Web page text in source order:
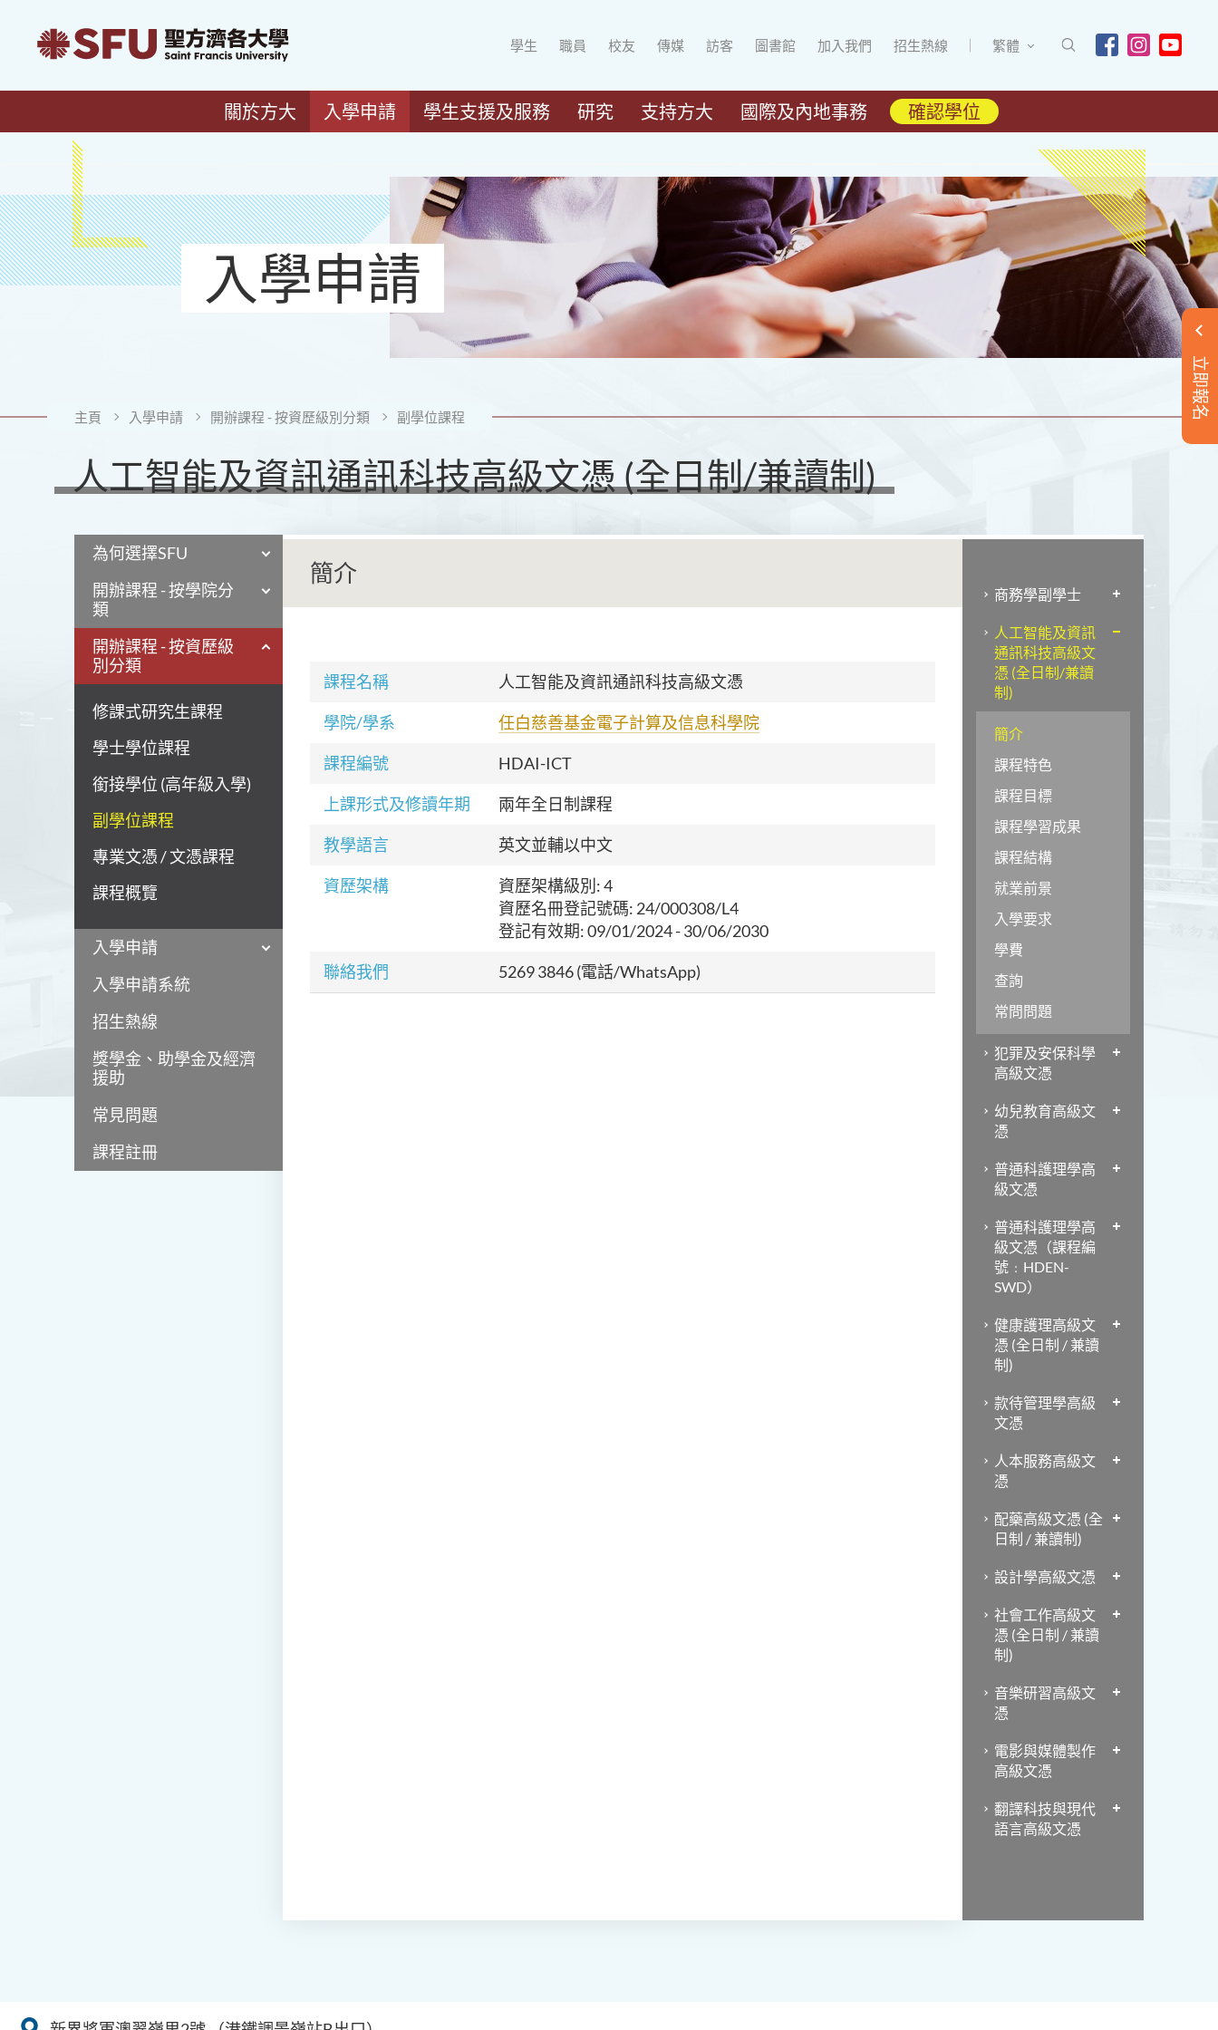
學生 職員 校友 傳媒 訪客 圖書館 加入我們 招生熱線 繁體
關於方大 入學申請 學生支援及服務 研究 支持方大 國際及內地事務 確認學位
立即報名
入學申請
主頁 入學申請 開辦課程 - 按資歷級別分類 副學位課程
人工智能及資訊通訊科技高級文憑 (全日制/兼讀制)
為何選擇SFU
開辦課程 - 按學院分
類
開辦課程 - 按資歷級
別分類
修課式研究生課程
學士學位課程
銜接學位 (高年級入學)
副學位課程
專業文憑 / 文憑課程
課程概覽
入學申請
入學申請系統
招生熱線
獎學金、助學金及經濟
援助
常見問題
課程註冊
簡介
課程名稱 人工智能及資訊通訊科技高級文憑
學院/學系 任白慈善基金電子計算及信息科學院
課程編號 HDAI-ICT
上課形式及修讀年期 兩年全日制課程
教學語言 英文並輔以中文
資歷架構
資歷架構級別: 4
資歷名冊登記號碼: 24/000308/L4
登記有效期:09/01/2024 - 30/06/2030
聯絡我們 5269 3846 (電話/WhatsApp)
商務學副學士
人工智能及資訊
通訊科技高級文
憑 (全日制/兼讀
制)
簡介
課程特色
課程目標
課程學習成果
課程結構
就業前景
入學要求
學費
查詢
常問問題
犯罪及安保科學
高級文憑
幼兒教育高級文
憑
普通科護理學高
級文憑
普通科護理學高
級文憑（課程編
號﹕HDEN-
SWD）
健康護理高級文
憑 (全日制 / 兼讀
制)
款待管理學高級
文憑
人本服務高級文
憑
配藥高級文憑 (全
日制 / 兼讀制)
設計學高級文憑
社會工作高級文
憑 (全日制 / 兼讀
制)
音樂研習高級文
憑
電影與媒體製作
高級文憑
翻譯科技與現代
語言高級文憑